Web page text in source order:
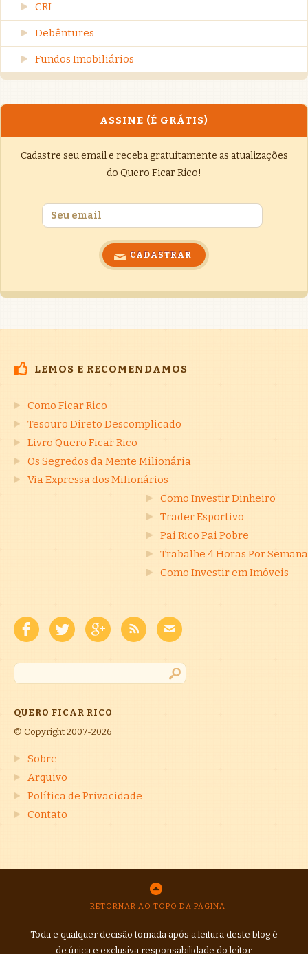
CRI
Debêntures
Fundos Imobiliários
ASSINE (É GRÁTIS)
Cadastre seu email e receba gratuitamente as atualizações
do Quero Ficar Rico!
LEMOS E RECOMENDAMOS
Como Ficar Rico
Tesouro Direto Descomplicado
Livro Quero Ficar Rico
Os Segredos da Mente Milionária
Via Expressa dos Milionários
Como Investir Dinheiro
Trader Esportivo
Pai Rico Pai Pobre
Trabalhe 4 Horas Por Semana
Como Investir em Imóveis
QUERO FICAR RICO
© Copyright 2007-2026
Sobre
Arquivo
Política de Privacidade
Contato
RETORNAR AO TOPO DA PÁGINA
Toda e qualquer decisão tomada após a leitura deste blog é
de única e exclusiva responsabilidade do leitor.